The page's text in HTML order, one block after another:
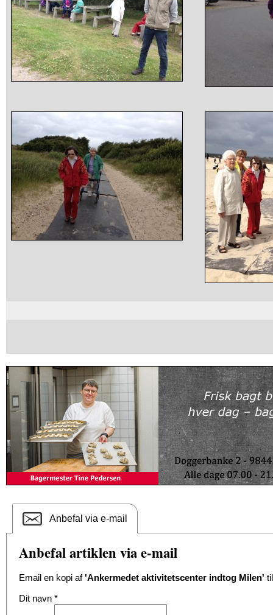
Anbefal via e-mail
Anbefal artiklen via e-mail
Email en kopi af'Ankermedet aktivitetscenter indtog Milen'
Dit navn *